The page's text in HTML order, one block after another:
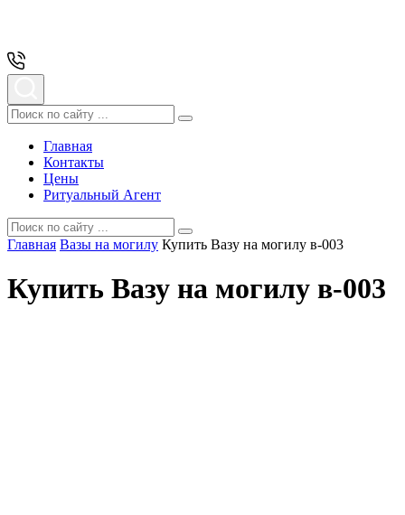
Главная
Контакты
Цены
Ритуальный Агент
Главная Вазы на могилу Купить Вазу на могилу в-003
Купить Вазу на могилу в-003